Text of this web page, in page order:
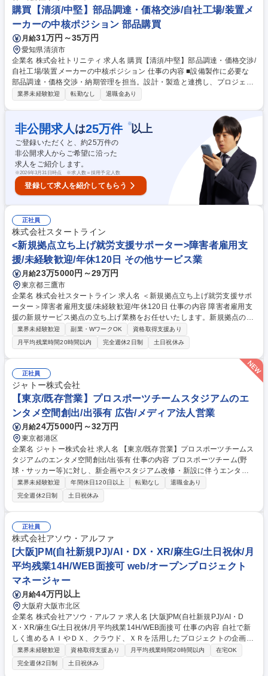
す。例：管理者面談、管理者と障害者の面談への同席サポート、人事担当
者に向けた成果物活用方法の相談等 募集職種 江戸川区＜就労支援サポー
ター＞障害者雇用支援/未経験歓迎/年休120日
購買【清須/中堅】部品調達・価格交渉/自社工場/装置メ
ーカーの中核ポジション 部品購買
月給31万円～35万円
愛知県清須市
企業名 株式会社トリニティ 求人名 購買【清須/中堅】部品調達・価格交渉/
自社工場/装置メーカーの中核ポジション 仕事の内容 ■設備製作に必要な
部品調達・価格交渉・納期管理を担当。設計・製造と連携し、プロジェク
トの進行を支えます。 【具体例】 ■部品・資材の選定、仕入先選定、見積
をもとにした最適な購買提案 ■若手メンバーのサポートや業務改善提案 ★
単なる発注業務ではなく、コスト・品質・納期を最適化する購買として活
躍できます★ 募集職種 購買【清須/中堅】部品調達・価格交渉/自社工場/装
置メーカーの中核ポジション
業界未経験歓迎 転勤なし 退職金あり
非公開求人 は25万件 ※以上
ご登録いただくと、約25万件の
非公開求人からご希望に沿った
求人をご紹介します。
※2026年3月31日時点 ※求人数＝採用予定人数
登録して求人を紹介してもらう
正社員
株式会社スタートライン
<新規拠点立ち上げ就労支援サポーター>障害者雇用支
援/未経験歓迎/年休120日 その他サービス業
月給23万5000円～29万円
東京都三鷹市
企業名 株式会社スタートライン 求人名 ＜新規拠点立ち上げ就労支援サポ
ーター＞障害者雇用支援/未経験歓迎/年休120日 仕事の内容 障害者雇用支
援の新規サービス拠点の立ち上げ業務をお任せいたします。新規拠点の開
店促進チームの一員として新規事業所の立ち上げから安定稼働までをご担
当いただきます。日本各地に展開をすることで、障害者の働 く選択肢をよ
り多く創出し、障害者雇用を促進していく重要なポジション となります。
※新規拠点開設までは本社もしくは首都圏内の拠点で就業いただきます。
開設後は転勤となりますが、オープニングスタッフとして新規開設拠点で
ご活躍いただきます。※新規出店先は全国の主要都市を想定しておりま
す。 募集職種 ＜新規拠点立ち上げ就労支援サポーター＞障害者雇用支援/
未経験歓迎/年休120日
業界未経験歓迎 副業・WワークOK
資格取得支援あり
月平均残業時間20時間以内
完全週休2日制 土日祝休み
正社員
ジャトー株式会社
【東京/既存営業】プロスポーツチームスタジアムのエ
ンタメ空間創出/出張有 広告/メディア法人営業
月給24万5000円～32万円
東京都港区
企業名 ジャトー株式会社 求人名 【東京/既存営業】プロスポーツチームス
タジアムのエンタメ空間創出/出張有 仕事の内容 プロスポーツチーム(野
球・サッカー等)に対し、新企画やスタジアム改修・新設に伴うエンタメ
空間創出の企画営業をお任せします。大型ビジョンやサイネージ、広報施
策等、ファンを熱狂させる提案を行う仕事です。 既存顧客中心のチーム営
業です。 ■顧客折衝、ニーズのヒアリング■提案書の作成、プレゼンテー
ション ■観客を盛り上げる企画立案、事例の調査等 ★魅力：有名スタジア
ムの実績多数。企画～施工まで自社で一貫対応できるため提案の幅が広い
です(設計･保守などの技術部門は別担当)。出張は週の半分程あり、エンタ
メ好きでアクティブに活躍したい方に最適な環境です。 募集職種 【東京/
既存営業】プロスポーツチームスタジアムのエンタメ空間創出/出張有
業界未経験歓迎 年間休日120日以上 転勤なし
退職金あり
完全週休2日制
土日祝休み
正社員
株式会社アソウ・アルファ
[大阪]PM(自社新規PJ)/AI・DX・XR/麻生G/土日祝休/月
平均残業14H/WEB面接可 web/オープンプロジェクト
マネージャー
月給44万円以上
大阪府大阪市北区
企業名 株式会社アソウ・アルファ 求人名 [大阪]PM(自社新規PJ)/AI・D
X・XR/麻生G/土日祝休/月平均残業14H/WEB面接可 仕事の内容 自社で新
しく進めるＡＩやＤＸ、クラウド、ＸＲを活用したプロジェクトの企画か
ら、設計、開発、運用までのプロジェクトマネジメント業務をお任せしま
す。将来的な業務変更範囲は「当社業務全般」となります。 ■市場調査、
分析、プロジェクトの企画立案 ■顧客ヒアリング、要件定義、設計（営業
業界未経験歓迎 資格取得支援あり 月平均残業時間20時間以内
在宅OK
完全週休2日制
土日祝休み